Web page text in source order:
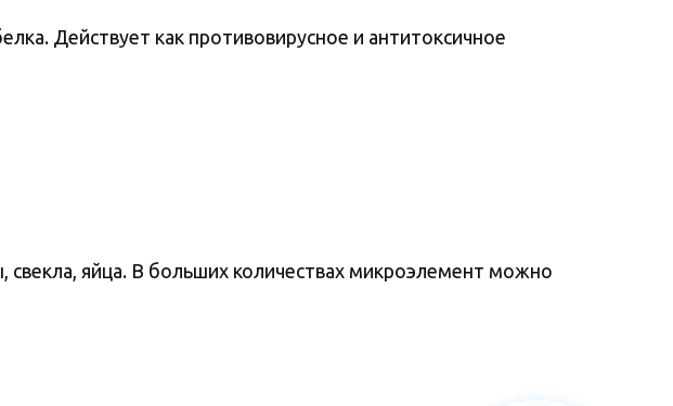
Действует как противовирусное и антитоксичное
яйца. В больших количествах микроэлемент можно